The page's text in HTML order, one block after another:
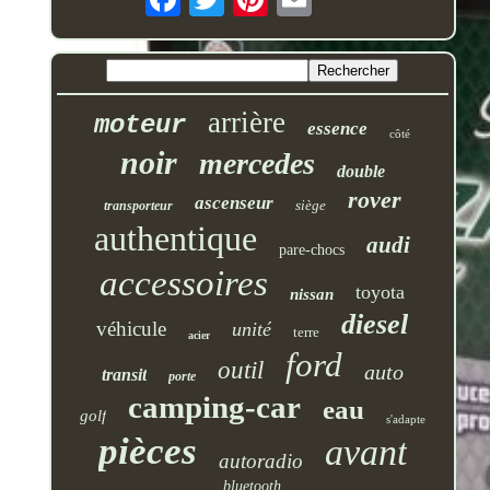
moteur arrière essence côté
noir mercedes double
transporteur ascenseur siège rover
authentique pare-chocs audi
accessoires nissan toyota
véhicule acier unité terre diesel
transit porte outil ford auto
golf camping-car eau s'adapte
pièces autoradio avant
bluetooth